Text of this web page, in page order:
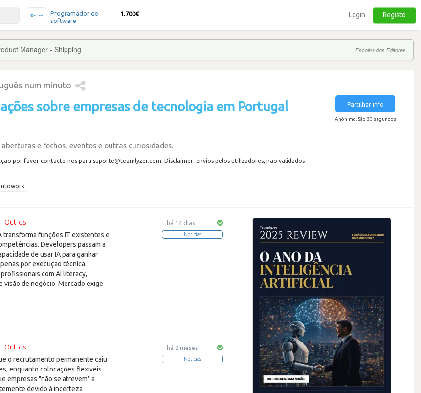
Programador de
software
1.700€ Login Registo
Manager - Shipping Escolha dos Editores
num minuto
sobre empresas de tecnologia em Portugal
e fechos, eventos e outras curiosidades.
por favor contacte-nos para suporte@teamlyzer.com. Disclaimer: envios pelos utilizadores, não validados
Partilhar info
Anónimo. São 30 segundos
há 12 dias
Noticias
Outros
transforma funções IT existentes e
Developers passam a
de usar IA para ganhar
por execução técnica.
com AI literacy,
visão de negócio. Mercado exige
há 2 meses
Noticias
Outros
o recrutamento permanente caiu
enquanto colocações flexíveis
empresas "não se atrevem" a
devido à incerteza